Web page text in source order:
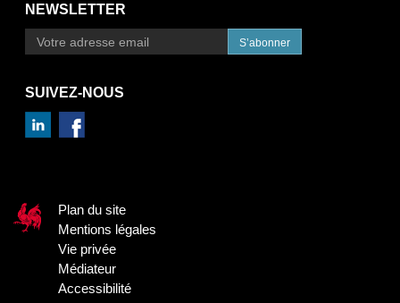
NEWSLETTER
S’abonner
SUIVEZ-NOUS
Plan du site
Mentions légales
Vie privée
Médiateur
Accessibilité